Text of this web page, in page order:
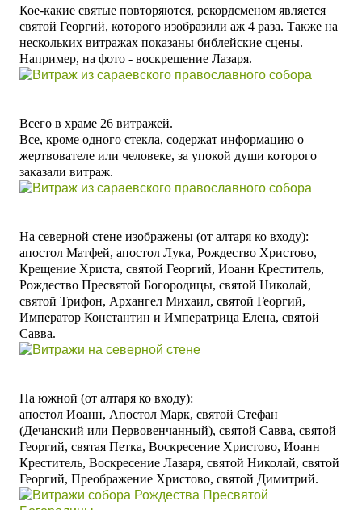
Кое-какие святые повторяются, рекордсменом является
святой Георгий, которого изобразили аж 4 раза. Также на
нескольких витражах показаны библейские сцены.
Например, на фото - воскрешение Лазаря.
Всего в храме 26 витражей.
Все, кроме одного стекла, содержат информацию о
жертвователе или человеке, за упокой души которого
заказали витраж.
На северной стене изображены (от алтаря ко входу):
апостол Матфей, апостол Лука, Рождество Христово,
Крещение Христа, святой Георгий, Иоанн Креститель,
Рождество Пресвятой Богородицы, святой Николай,
святой Трифон, Архангел Михаил, святой Георгий,
Император Константин и Императрица Елена, святой
Савва.
На южной (от алтаря ко входу):
апостол Иоанн, Апостол Марк, святой Стефан
(Дечанский или Первовенчанный), святой Савва, святой
Георгий, святая Петка, Воскресение Христово, Иоанн
Креститель, Воскресение Лазаря, святой Николай, святой
Георгий, Преображение Христово, святой Димитрий.